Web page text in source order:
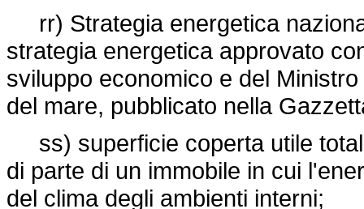
rr) Strategia energetica
strategia energetica approvato
sviluppo economico e del
del mare, pubblicato nella
ss) superficie coperta utile
di parte di un immobile in cui
del clima degli ambienti interni;